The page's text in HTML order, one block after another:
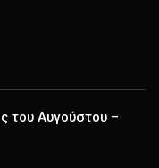
του Αυγούστου –